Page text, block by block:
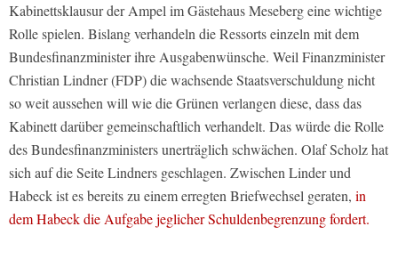
Kabinettsklausur der Ampel im Gästehaus Meseberg eine wichtige
Rolle spielen. Bislang verhandeln die Ressorts einzeln mit dem
Bundesfinanzminister ihre Ausgabenwünsche. Weil Finanzminister
Christian Lindner (FDP) die wachsende Staatsverschuldung nicht
so weit aussehen will wie die Grünen verlangen diese, dass das
Kabinett darüber gemeinschaftlich verhandelt. Das würde die Rolle
des Bundesfinanzministers unerträglich schwächen. Olaf Scholz hat
sich auf die Seite Lindners geschlagen. Zwischen Linder und
Habeck ist es bereits zu einem erregten Briefwechsel geraten, in
dem Habeck die Aufgabe jeglicher Schuldenbegrenzung fordert.